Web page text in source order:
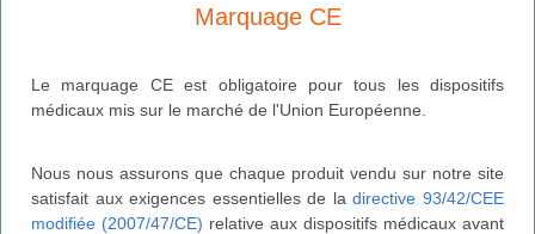
Marquage CE
Le marquage CE est obligatoire pour tous les dispositifs
médicaux mis sur le marché de l'Union Européenne.
Nous nous assurons que chaque produit vendu sur notre site
satisfait aux exigences essentielles de ladirective 93/42/CEE
modifiée (2007/47/CE) relative aux dispositifs médicaux avant